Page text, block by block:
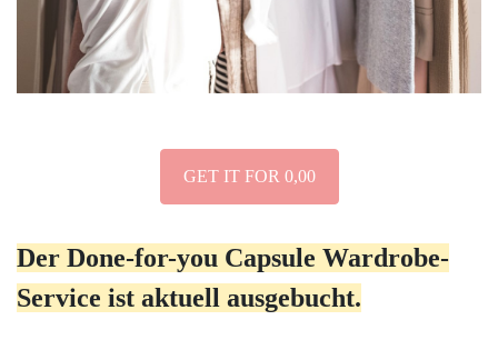
GET IT FOR 0,00
Der Done-for-you Capsule Wardrobe-
Service ist aktuell ausgebucht.